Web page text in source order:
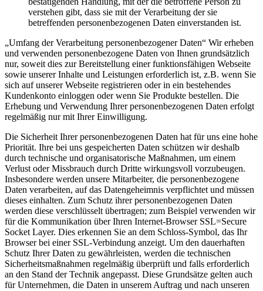
verstehen gibt, dass sie mit der Verarbeitung der sie
betreffenden personenbezogenen Daten einverstanden ist.
„Umfang der Verarbeitung personenbezogener Daten“ Wir erheben
und verwenden personenbezogene Daten von Ihnen grundsätzlich
nur, soweit dies zur Bereitstellung einer funktionsfähigen Webseite
sowie unserer Inhalte und Leistungen erforderlich ist, z.B. wenn Sie
sich auf unserer Webseite registrieren oder in ein bestehendes
Kundenkonto einloggen oder wenn Sie Produkte bestellen. Die
Erhebung und Verwendung Ihrer personenbezogenen Daten erfolgt
regelmäßig nur mit Ihrer Einwilligung.
Die Sicherheit Ihrer personenbezogenen Daten hat für uns eine hohe
Priorität. Ihre bei uns gespeicherten Daten schützen wir deshalb
durch technische und organisatorische Maßnahmen, um einem
Verlust oder Missbrauch durch Dritte wirkungsvoll vorzubeugen.
Insbesondere werden unsere Mitarbeiter, die personenbezogene
Daten verarbeiten, auf das Datengeheimnis verpflichtet und müssen
dieses einhalten. Zum Schutz ihrer personenbezogenen Daten
werden diese verschlüsselt übertragen; zum Beispiel verwenden wir
für die Kommunikation über Ihren Internet-Browser SSL=Secure
Socket Layer. Dies erkennen Sie an dem Schloss-Symbol, das Ihr
Browser bei einer SSL-Verbindung anzeigt. Um den dauerhaften
Schutz Ihrer Daten zu gewährleisten, werden die technischen
Sicherheitsmaßnahmen regelmäßig überprüft und falls erforderlich
an den Stand der Technik angepasst. Diese Grundsätze gelten auch
für Unternehmen, die Daten in unserem Auftrag und nach unseren